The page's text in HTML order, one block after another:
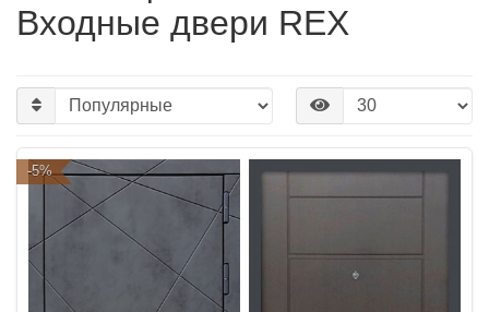
Входные двери REX
-5%